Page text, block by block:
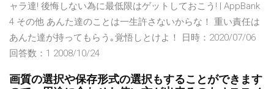
ャラ達! 後悔しない為に最低限はゲットしておこう! | AppBank
4 その他 あんた達のことは一生許さないからな！ 重い責任は
あんた達が持ってもらう｡覚悟しとけよ！ 日時：2020/07/06
回答数：1 2008/10/24
画質の選択や保存形式の選択もすることができます